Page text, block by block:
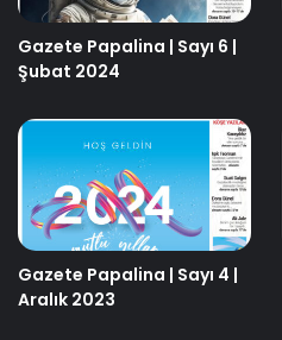
Gazete Papalina | Sayı 6 |
Şubat 2024
Gazete Papalina | Sayı 4 |
Aralık 2023